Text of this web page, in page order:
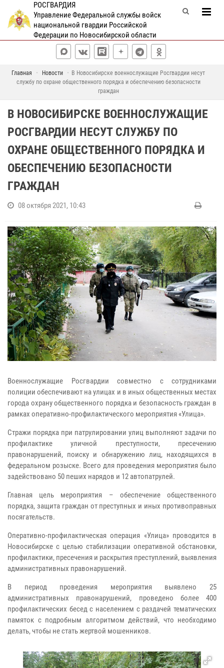
РОСГВАРДИЯ
Управление Федеральной службы войск
национальной гвардии Российской
Федерации по Новосибирской области
Главная Новости
В Новосибирске военнослужащие Росгвардии несут
службу по охране общественного порядка и обеспечению безопасности
граждан
В НОВОСИБИРСКЕ ВОЕННОСЛУЖАЩИЕ
РОСГВАРДИИ НЕСУТ СЛУЖБУ ПО
ОХРАНЕ ОБЩЕСТВЕННОГО ПОРЯДКА И
ОБЕСПЕЧЕНИЮ БЕЗОПАСНОСТИ
ГРАЖДАН
08 октября 2021, 10:43
Военнослужащие Росгвардии совместно с сотрудниками
полиции обеспечивают на улицах и в иных общественных местах
города охрану общественного порядка и безопасность граждан в
рамках оперативно-профилактического мероприятия «Улица».
Стражи порядка при патрулировании улиц выполняют задачи по
профилактике уличной преступности, пресечению
правонарушений, поиску и обнаружению лиц, находящихся в
федеральном розыске. Всего для проведения мероприятия было
задействовано 50 пеших нарядов и 12 автопатрулей.
Главная цель мероприятия – обеспечение общественного
порядка, защита граждан от преступных и иных противоправных
посягательств.
Оперативно-профилактическая операция «Улица» проводится в
Новосибирске с целью стабилизации оперативной обстановки,
профилактики, пресечения и раскрытия преступлений, выявления
административных правонарушений.
В период проведения мероприятия выявлено 25
административных правонарушений, проведено более 400
профилактических бесед с населением с раздачей тематических
памяток с подробным алгоритмом действий, что необходимо
делать, чтобы не стать жертвой мошенников.